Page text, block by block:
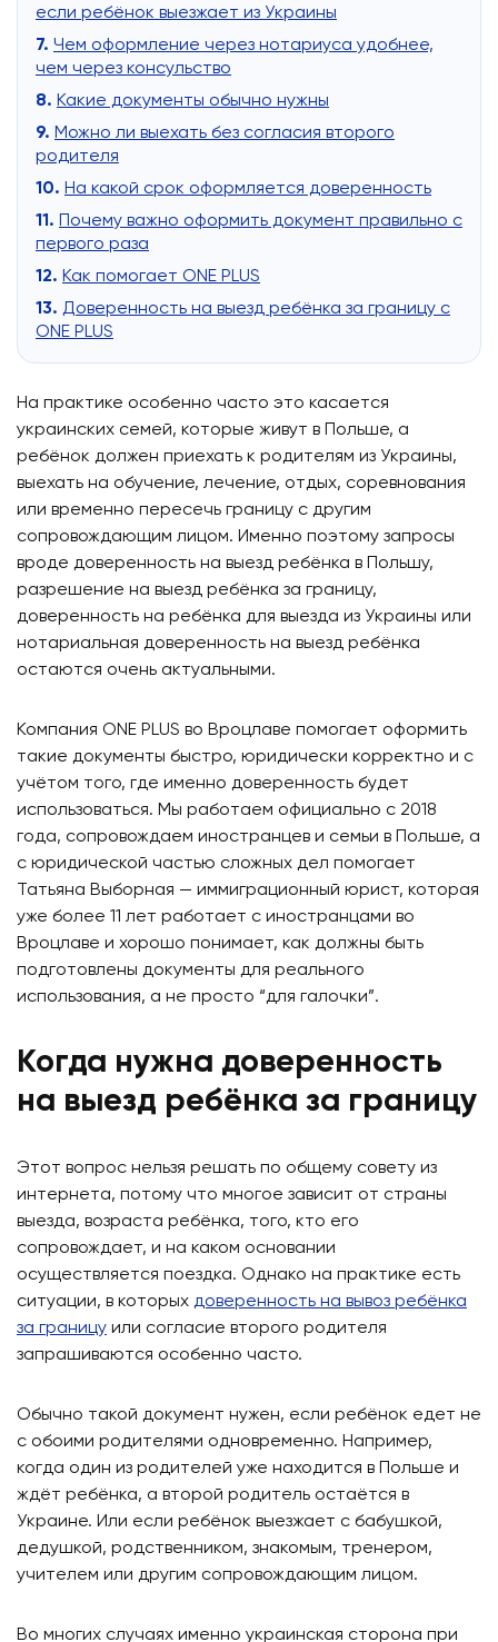
если ребёнок выезжает из Украины
Чем оформление через нотариуса удобнее,
чем через консульство
Какие документы обычно нужны
Можно ли выехать без согласия второго
родителя
На какой срок оформляется доверенность
Почему важно оформить документ правильно с
первого раза
Как помогает ONE PLUS
Доверенность на выезд ребёнка за границу с
ONE PLUS
На практике особенно часто это касается
украинских семей, которые живут в Польше, а
ребёнок должен приехать к родителям из Украины,
выехать на обучение, лечение, отдых, соревнования
или временно пересечь границу с другим
сопровождающим лицом. Именно поэтому запросы
вроде доверенность на выезд ребёнка в Польшу,
разрешение на выезд ребёнка за границу,
доверенность на ребёнка для выезда из Украины или
нотариальная доверенность на выезд ребёнка
остаются очень актуальными.
Компания ONE PLUS во Вроцлаве помогает оформить
такие документы быстро, юридически корректно и с
учётом того, где именно доверенность будет
использоваться. Мы работаем официально с 2018
года, сопровождаем иностранцев и семьи в Польше, а
с юридической частью сложных дел помогает
Татьяна Выборная — иммиграционный юрист, которая
уже более 11 лет работает с иностранцами во
Вроцлаве и хорошо понимает, как должны быть
подготовлены документы для реального
использования, а не просто “для галочки”.
Когда нужна доверенность
на выезд ребёнка за границу
Этот вопрос нельзя решать по общему совету из
интернета, потому что многое зависит от страны
выезда, возраста ребёнка, того, кто его
сопровождает, и на каком основании
осуществляется поездка. Однако на практике есть
ситуации, в которых доверенность на вывоз ребёнка
за границу или согласие второго родителя
запрашиваются особенно часто.
Обычно такой документ нужен, если ребёнок едет не
с обоими родителями одновременно. Например,
когда один из родителей уже находится в Польше и
ждёт ребёнка, а второй родитель остаётся в
Украине. Или если ребёнок выезжает с бабушкой,
дедушкой, родственником, знакомым, тренером,
учителем или другим сопровождающим лицом.
Во многих случаях именно украинская сторона при